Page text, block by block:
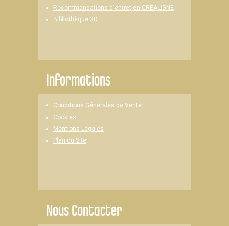
Recommandations d'entretien CREALIGNE
Bibliothèque 3D
Informations
Conditions Générales de Vente
Cookies
Mentions Légales
Plan du Site
Nous Contacter